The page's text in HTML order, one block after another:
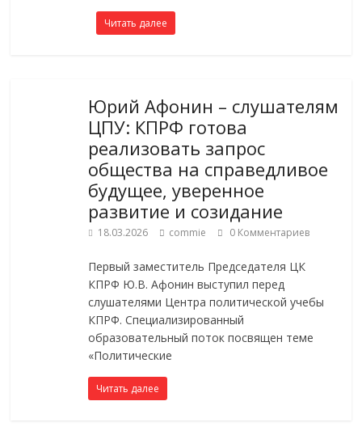
Читать далее
Юрий Афонин – слушателям
ЦПУ: КПРФ готова
реализовать запрос
общества на справедливое
будущее, уверенное
развитие и созидание
18.03.2026 commie 0 Комментариев
Первый заместитель Председателя ЦК
КПРФ Ю.В. Афонин выступил перед
слушателями Центра политической учебы
КПРФ. Специализированный
образовательный поток посвящен теме
«Политические
Читать далее